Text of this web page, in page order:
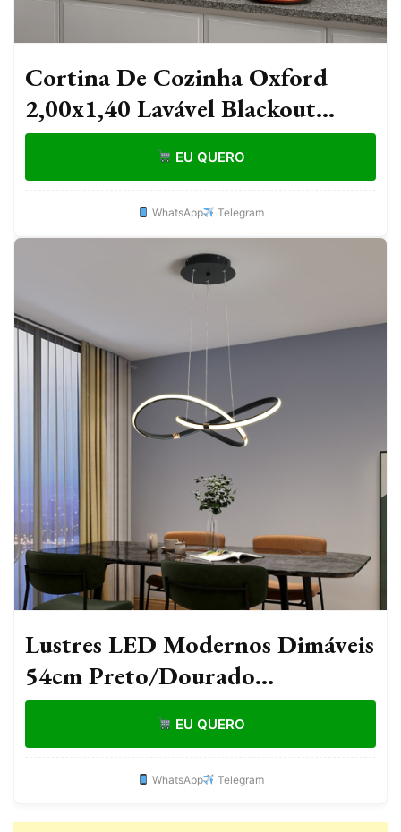
Cortina De Cozinha Oxford
2,00x1,40 Lavável Blackout
Moderna Lisa Com Ilhós Para
Janela E Vitrô EU QUERO
WhatsApp Telegram
Lustres LED Modernos Dimáveis
54cm Preto/Dourado
Luminárias Pendentes para
Quarto, Sala de Jantar, Cozinha
- Luminária
EU QUERO
WhatsApp Telegram